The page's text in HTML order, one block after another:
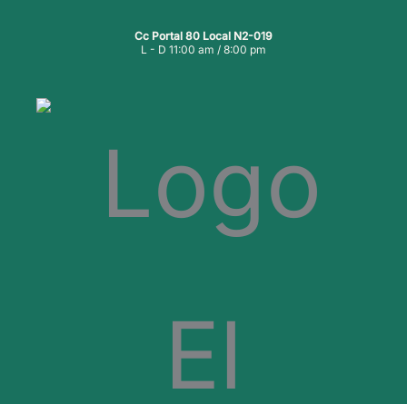
Cc Portal 80 Local N2-019
L - D 11:00 am / 8:00 pm